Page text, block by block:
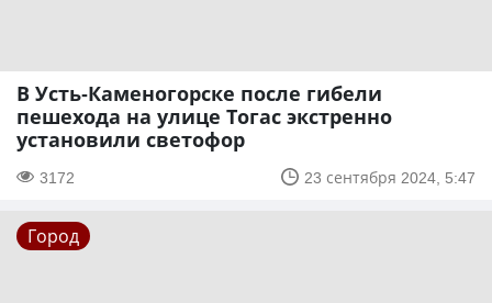
В Усть-Каменогорске после гибели
пешехода на улице Тогас экстренно
установили светофор
3172 23 сентября 2024, 5:47
Город